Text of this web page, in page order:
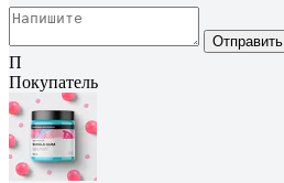
Отправить
П
Покупатель